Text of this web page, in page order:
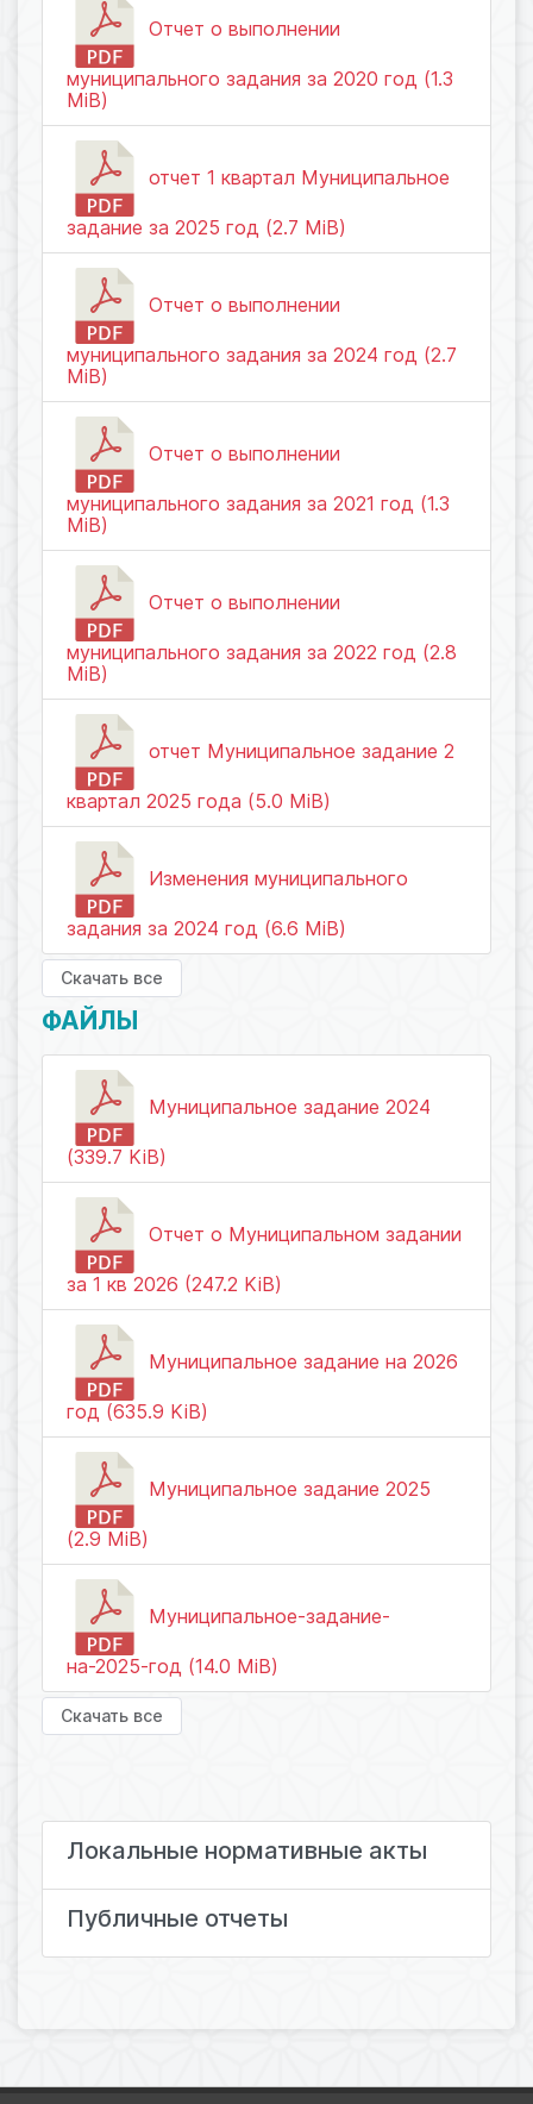
Отчет о выполнении
муниципального задания за 2020 год (1.3
MiB)
отчет 1 квартал Муниципальное
задание за 2025 год (2.7 MiB)
Отчет о выполнении
муниципального задания за 2024 год (2.7
MiB)
Отчет о выполнении
муниципального задания за 2021 год (1.3
MiB)
Отчет о выполнении
муниципального задания за 2022 год (2.8
MiB)
отчет Муниципальное задание 2
квартал 2025 года (5.0 MiB)
Изменения муниципального
задания за 2024 год (6.6 MiB)
Скачать все
ФАЙЛЫ
Муниципальное задание 2024
(339.7 KiB)
Отчет о Муниципальном задании
за 1 кв 2026 (247.2 KiB)
Муниципальное задание на 2026
год (635.9 KiB)
Муниципальное задание 2025
(2.9 MiB)
Муниципальное-задание-
на-2025-год (14.0 MiB)
Скачать все
Локальные нормативные акты
Публичные отчеты